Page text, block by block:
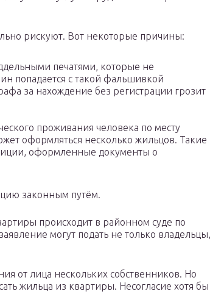
рискуют. Вот некоторые причины:
печатями, которые не
попадается с такой фальшивкой
за нахождение без регистрации грозит
проживания человека по месту
оформляться несколько жильцов. Такие
оформленные документы о
законным путём.
происходит в районном суде по
могут подать не только владельцы,
от лица нескольких собственников. Но
жильца из квартиры. Несогласие хотя бы